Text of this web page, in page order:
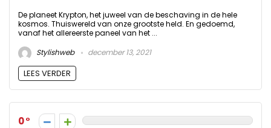
De planeet Krypton, het juweel van de beschaving in de hele
kosmos. Thuiswereld van onze grootste held. En gedoemd,
vanaf het allereerste paneel van het ...
Stylishweb
december 13, 2021
LEES VERDER
0